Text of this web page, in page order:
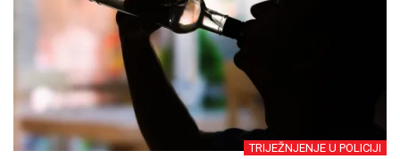
TRIJEŽNJENJE U POLICIJI